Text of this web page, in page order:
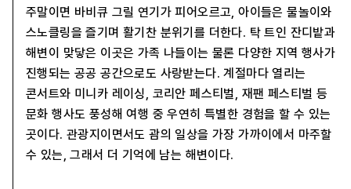
주말이면 바비큐 그릴 연기가 피어오르고, 아이들은 물놀이와
스노클링을 즐기며 활기찬 분위기를 더한다. 탁 트인 잔디밭과
해변이 맞닿은 이곳은 가족 나들이는 물론 다양한 지역 행사가
진행되는 공공 공간으로도 사랑받는다. 계절마다 열리는
콘서트와 미니카 레이싱, 코리안 페스티벌, 재팬 페스티벌 등
문화 행사도 풍성해 여행 중 우연히 특별한 경험을 할 수 있는
곳이다. 관광지이면서도 괌의 일상을 가장 가까이에서 마주할
수 있는, 그래서 더 기억에 남는 해변이다.